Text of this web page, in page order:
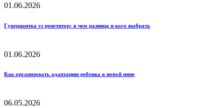
01.06.2026
Гувернантка vs репетитор: в чем разница и кого выбрать
01.06.2026
Как организовать адаптацию ребенка к новой няне
06.05.2026